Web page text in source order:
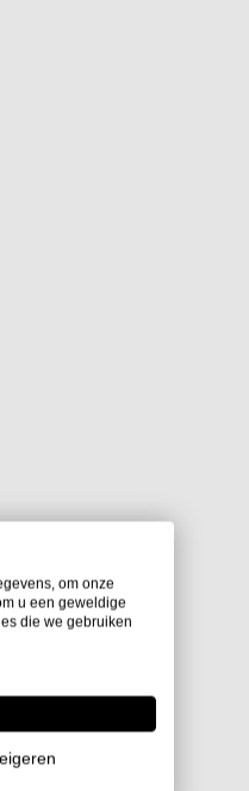
om onze
u een geweldige
die we gebruiken